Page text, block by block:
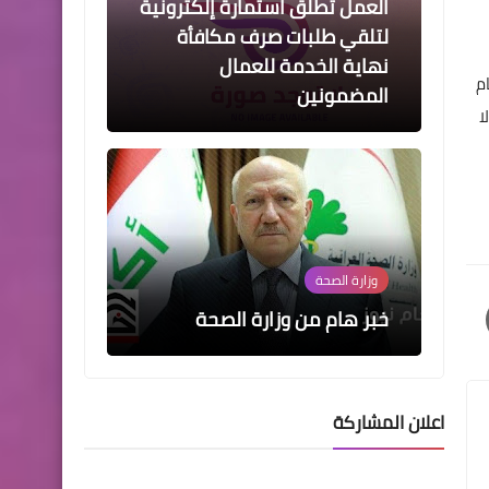
لتلقي طلبات صرف مكافأة
نهاية الخدمة للعمال
المضمونين
وزارة الصحة
خبر هام من وزارة الصحة
مجلس الوزراء يوافق على قرار
وزارة التربية للدخول الشامل
اعلان المشاركة